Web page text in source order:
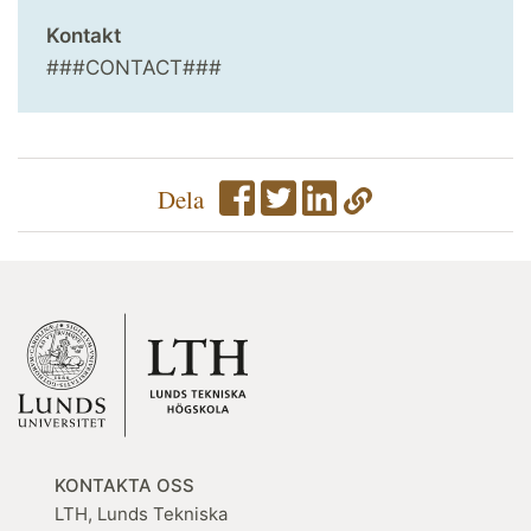
Kontakt
###CONTACT###
Dela
KONTAKTA OSS
LTH, Lunds Tekniska